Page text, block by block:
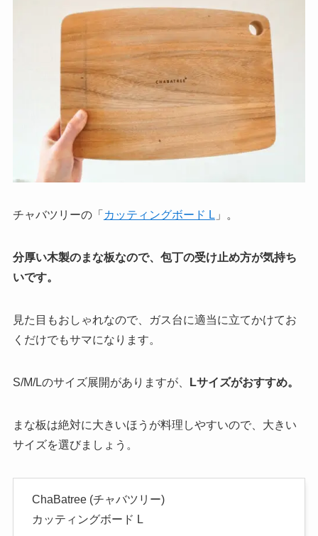
チャバツリーの「 カッティングボード L 」。
分厚い木製のまな板なので、包丁の受け止め方が気持ち
いです。
見た目もおしゃれなので、ガス台に適当に立てかけてお
くだけでもサマになります。
S/M/Lのサイズ展開がありますが、 Lサイズがおすすめ。
まな板は絶対に大きいほうが料理しやすいので、大きい
サイズを選びましょう。
ChaBatree (チャバツリー)
カッティングボード L